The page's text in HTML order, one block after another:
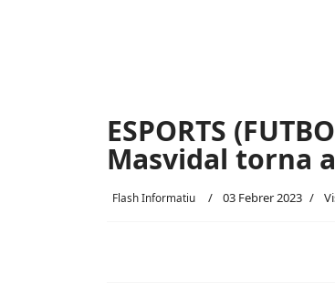
ESPORTS
Masvidal torna
Flash Informatiu 03 Febrer 2023